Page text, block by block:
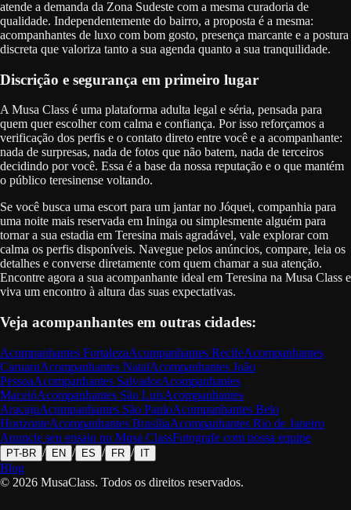
atende a demanda da Zona Sudeste com a mesma curadoria de
qualidade. Independentemente do bairro, a proposta é a mesma:
acompanhantes de luxo com bom gosto, presença marcante e a postura
discreta que valoriza tanto a sua agenda quanto a sua tranquilidade.
Discrição e segurança em primeiro lugar
A Musa Class é uma plataforma adulta legal e séria, pensada para
quem quer escolher com calma e confiança. Por isso reforçamos a
verificação dos perfis e o contato direto entre você e a acompanhante:
nada de surpresas, nada de fotos que não batem, nada de terceiros
decidindo por você. Essa é a base da nossa reputação e o que mantém
o público teresinense voltando.
Se você busca uma escort para um jantar no Jóquei, companhia para
uma noite mais reservada em Ininga ou simplesmente alguém para
tornar a sua estadia em Teresina mais agradável, vale explorar com
calma os perfis disponíveis. Navegue pelos anúncios, compare, leia os
detalhes e converse diretamente com quem chamar a sua atenção.
Encontre agora a sua acompanhante ideal em Teresina na Musa Class e
viva um encontro à altura das suas expectativas.
Veja acompanhantes em outras cidades:
Acompanhantes FortalezaAcompanhantes RecifeAcompanhantes
CaruaruAcompanhantes NatalAcompanhantes João
PessoaAcompanhantes SalvadorAcompanhantes
MaceióAcompanhantes São LuisAcompanhantes
AracajuAcompanhantes São PauloAcompanhantes Belo
HorizonteAcompanhantes BrasíliaAcompanhantes Rio de Janeiro
Anuncie seu ensaio no Musa ClassFotografe com nossa equipe
PT-BR / EN / ES / FR / IT
Blog
© 2026 MusaClass. Todos os direitos reservados.